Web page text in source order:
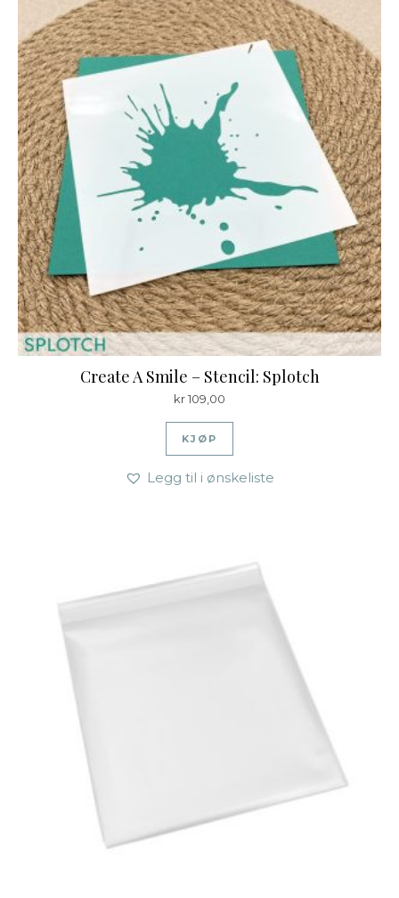
Create A Smile – Stencil: Splotch
kr109,00
KJØP
Legg til i ønskeliste